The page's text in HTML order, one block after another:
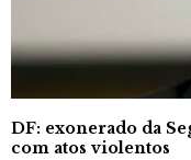
DF: exonerado da
com atos violentos